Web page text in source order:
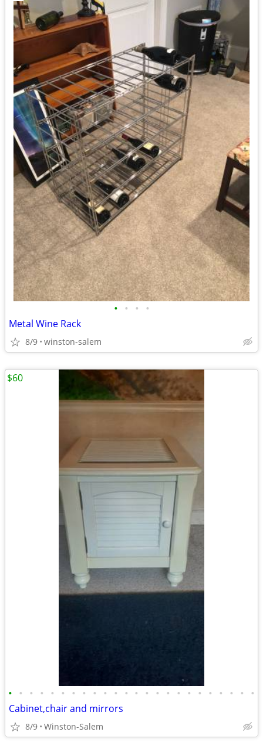
• • • •
Metal Wine Rack
8/9 winston-salem
• • • • • • • • • • • • • • • • • • • • • • • •
Cabinet,chair and mirrors
8/9 Winston-Salem
$60